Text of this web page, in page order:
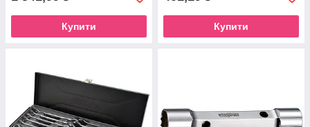
Купити Купити